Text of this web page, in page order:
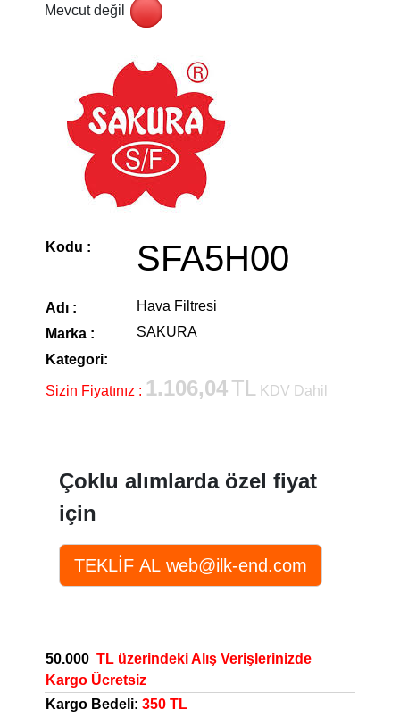
Mevcut değil
Kodu : SFA5H00
Adı :
Hava Filtresi
Marka :
SAKURA
Kategori:
Sizin Fiyatınız : 1.106,04TL KDV Dahil
Çoklu alımlarda özel fiyat
için
50.000 TL üzerindeki Alış Verişlerinizde
Kargo Ücretsiz
Kargo Bedeli: 350 TL